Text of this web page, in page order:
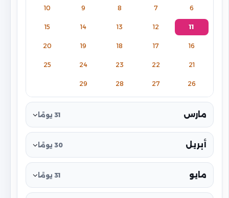
6
7
8
9
10
11
12
13
14
15
16
17
18
19
20
21
22
23
24
25
26
27
28
29
مارس 31 يومًا
أبريل 30 يومًا
مايو 31 يومًا